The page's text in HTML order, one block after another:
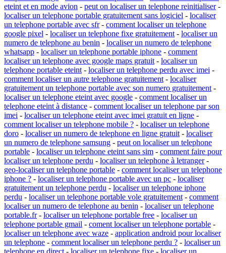
eteint et en mode avion - peut on localiser un telephone reinitialiser-
localiser un telephone portable gratuitement sans logiciel - localiser
un telephone portable avec sfr- comment localiser un telephone
google pixel - localiser un telephone fixe gratuitement - localiser un
numero de telephone au benin - localiser un numero de telephone
whatsapp - localiser un telephone portable iphone - comment
localiser un telephone avec google maps gratuit - localiser un
telephone portable eteint - localiser un telephone perdu avec imei -
comment localiser un autre telephone gratuitement - localiser
gratuitement un telephone portable avec son numero gratuitement -
localiser un telephone eteint avec google - comment localiser un
telephone eteint à distance - comment localiser un telephone par son
imei - localiser un telephone eteint avec imei gratuit en ligne -
comment localiser un telephone mobile ? - localiser un telephone
doro - localiser un numero de telephone en ligne gratuit - localiser
un numero de telephone samsung - peut on localiser un telephone
portable - localiser un telephone eteint sans sim - comment faire pour
localiser un telephone perdu - localiser un telephone à letranger-
geo-localiser un telephone portable - comment localiser un telephone
iphone ? - localiser un telephone portable avec un pc - localiser
gratuitement un telephone perdu - localiser un telephone iphone
perdu - localiser un telephone portable vole gratuitement - comment
localiser un numero de telephone au benin - localiser un telephone
portable.fr- localiser un telephone portable free - localiser un
telephone portable gmail - coment localiser un telephone portable -
localiser un telephone avec waze - application android pour localiser
un telephone - comment localiser un telephone perdu ? - localiser un
telephone en direct - localiser un telephone fixe - localiser un